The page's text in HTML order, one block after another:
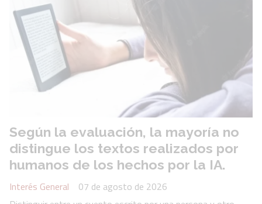
Según la evaluación, la mayoría no
distingue los textos realizados por
humanos de los hechos por la IA.
Interés General
07 de agosto de 2026